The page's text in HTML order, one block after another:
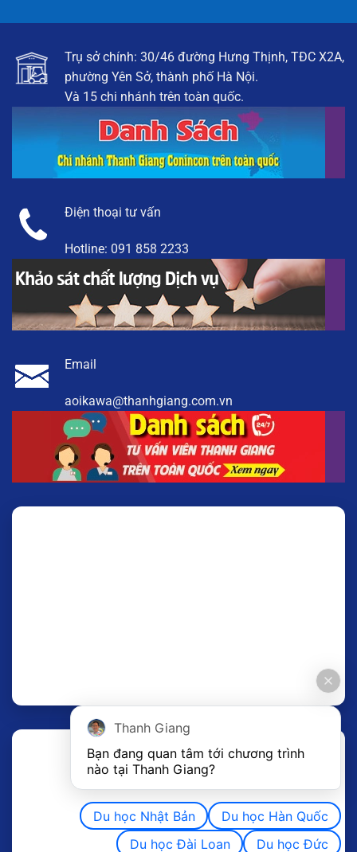
Trụ sở chính: 30/46 đường Hưng Thịnh, TĐC X2A,
phường Yên Sở, thành phố Hà Nội.
Và 15 chi nhánh trên toàn quốc.
Điện thoại tư vấn
Hotline: 091 858 2233
Email
aoikawa@thanhgiang.com.vn
Thanh Giang
Bạn đang quan tâm tới chương trình
nào tại Thanh Giang?
Du học Nhật Bản
Du học Hàn Quốc
Du học Đài Loan
Du học Đức